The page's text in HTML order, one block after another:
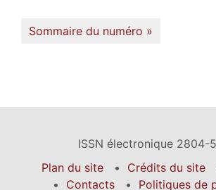
Sommaire du numéro
ISSN électronique 2804-
Plan du site
Crédits du site
Contacts
Politiques de